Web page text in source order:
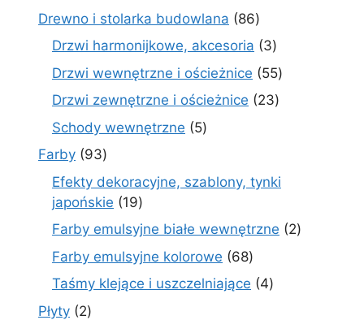
produktów
Drewno i stolarka budowlana 8686
produktów
Drzwi harmonijkowe, akcesoria 33
produkty
Drzwi wewnętrzne i ościeżnice 5555
produktów
Drzwi zewnętrzne i ościeżnice 2323
Schody wewnętrzne 55
Farby 9393
produkty
Efekty dekoracyjne, szablony, tynki
japońskie
1919
produktów
Farby emulsyjne białe wewnętrzne 22
Farby emulsyjne kolorowe 6868
produktów
Taśmy klejące i uszczelniające 44
Płyty 22